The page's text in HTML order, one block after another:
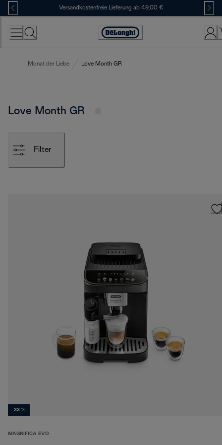
Skip
to
Content
Versandkostenfreie Lieferung ab 49,00 €
Erklärung
Zugänglichkeit
Monat der Liebe Love Month GR
Love Month GR
Filter
-33 %
MAGNIFICA EVO